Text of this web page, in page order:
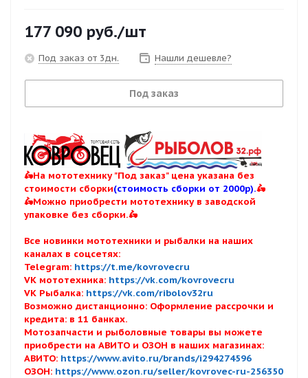
177 090 руб./шт
Под заказ от 3дн. Нашли дешевле?
Под заказ
🛵На мототехнику "Под заказ" цена указана без
стоимости сборки(стоимость сборки от 2000р).🛵
🛵Можно приобрести мототехнику в заводской
упаковке без сборки.🛵
Все новинки мототехники и рыбалки на наших
каналах в соцсетях:
Telegram: https://t.me/kovrovecru
VK мототехника: https://vk.com/kovrovecru
VK Рыбалка: https://vk.com/ribolov32ru
Возможно дистанционно: Оформление рассрочки и
кредита: в 11 банках.
Мотозапчасти и рыболовные товары вы можете
приобрести на АВИТО и ОЗОН в наших магазинах:
АВИТО: https://www.avito.ru/brands/i294274596
ОЗОН: https://www.ozon.ru/seller/kovrovec-ru-256350